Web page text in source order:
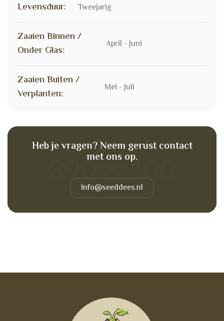
Levensduur: Tweejarig
Zaaien Binnen /
Onder Glas:
April - Juni
Zaaien Buiten /
Verplanten:
Mei - Juli
Heb je vragen? Neem gerust contact
met ons op.
info@seeddees.nl